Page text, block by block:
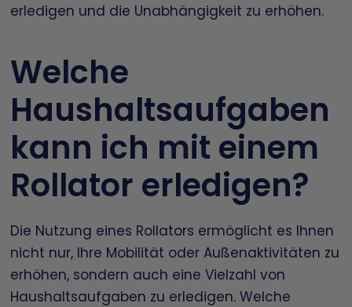
erledigen und die Unabhängigkeit zu erhöhen.
Welche
Haushaltsaufgaben
kann ich mit einem
Rollator erledigen?
Die Nutzung eines Rollators ermöglicht es Ihnen
nicht nur, Ihre Mobilität oder Außenaktivitäten zu
erhöhen, sondern auch eine Vielzahl von
Haushaltsaufgaben zu erledigen. Welche